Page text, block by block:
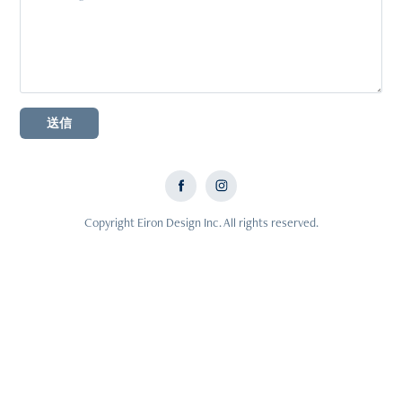
送信
Copyright Eiron Design Inc. All rights reserved.